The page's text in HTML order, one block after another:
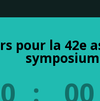
pour la 42e
: 00